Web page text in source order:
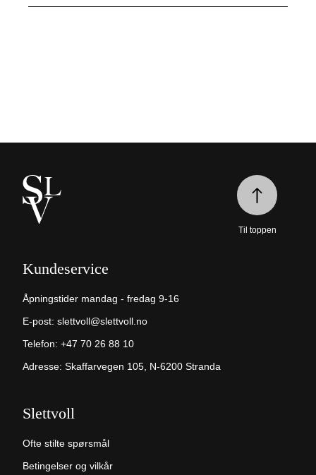
Kundeservice
Åpningstider mandag - fredag 9-16
E-post: slettvoll@slettvoll.no
Telefon: +47 70 26 88 10
Adresse: Skaffarvegen 105, N-6200 Stranda
Slettvoll
Ofte stilte spørsmål
Betingelser og vilkår
Til toppen